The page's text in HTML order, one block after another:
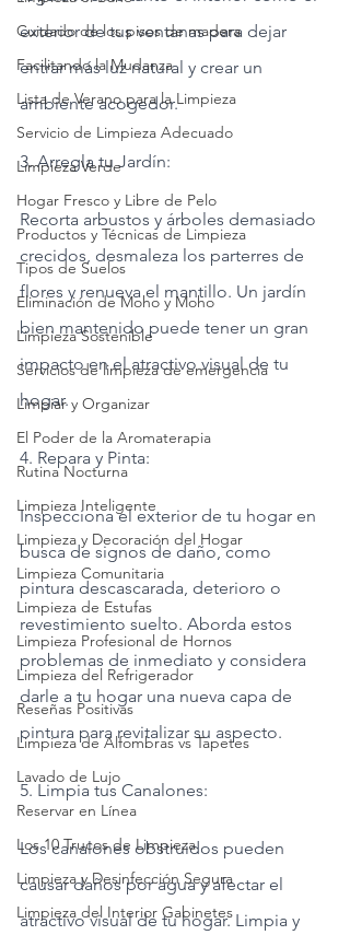
Cuidado de los pisos de madera
Facilitando la Mudanza
Lista de Verano para la Limpieza
Servicio de Limpieza Adecuado
Limpieza Verde
Hogar Fresco y Libre de Pelo
Productos y Técnicas de Limpieza
Tipos de Suelos
Eliminación de Moho y Moho
Limpieza Sostenible
Servicios de limpieza de emergencia
Limpiar y Organizar
El Poder de la Aromaterapia
Rutina Nocturna
Limpieza Inteligente
Limpieza y Decoración del Hogar
Limpieza Comunitaria
Limpieza de Estufas
Limpieza Profesional de Hornos
Limpieza del Refrigerador
Reseñas Positivas
Limpieza de Alfombras vs Tapetes
Lavado de Lujo
Reservar en Línea
Los 10 Trucos de Limpieza
Limpieza y Desinfección Segura
Limpieza del Interior Gabinetes
exterior de tus ventanas para dejar
entrar más luz natural y crear un
ambiente acogedor.
3. Arregla tu Jardín:
Recorta arbustos y árboles demasiado
crecidos, desmaleza los parterres de
flores y renueva el mantillo. Un jardín
bien mantenido puede tener un gran
impacto en el atractivo visual de tu
hogar.
4. Repara y Pinta:
Inspecciona el exterior de tu hogar en
busca de signos de daño, como
pintura descascarada, deterioro o
revestimiento suelto. Aborda estos
problemas de inmediato y considera
darle a tu hogar una nueva capa de
pintura para revitalizar su aspecto.
5. Limpia tus Canalones:
Los canalones obstruidos pueden
causar daños por agua y afectar el
atractivo visual de tu hogar. Limpia y